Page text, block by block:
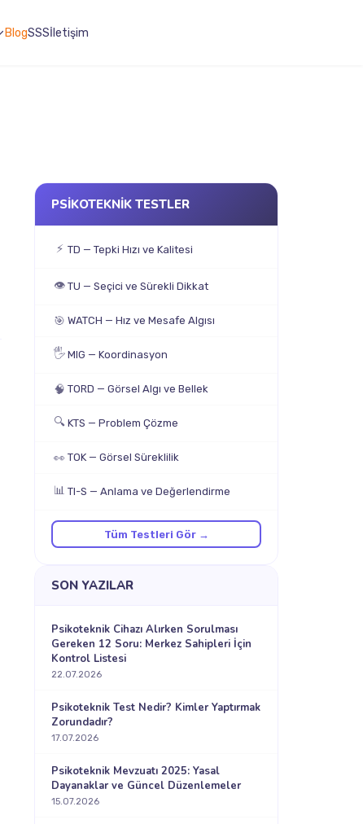
BlogSSSİletişim
PSİKOTEKNİK TESTLER
⚡ TD — Tepki Hızı ve Kalitesi
👁 TU — Seçici ve Sürekli Dikkat
🎯 WATCH — Hız ve Mesafe Algısı
🖐 MIG — Koordinasyon
🧠 TORD — Görsel Algı ve Bellek
🔍 KTS — Problem Çözme
👀 TOK — Görsel Süreklilik
📊 TI-S — Anlama ve Değerlendirme
Tüm Testleri Gör →
SON YAZILAR
Psikoteknik Cihazı Alırken Sorulması
Gereken 12 Soru: Merkez Sahipleri İçin
Kontrol Listesi
22.07.2026
Psikoteknik Test Nedir? Kimler Yaptırmak
Zorundadır?
17.07.2026
Psikoteknik Mevzuatı 2025: Yasal
Dayanaklar ve Güncel Düzenlemeler
15.07.2026